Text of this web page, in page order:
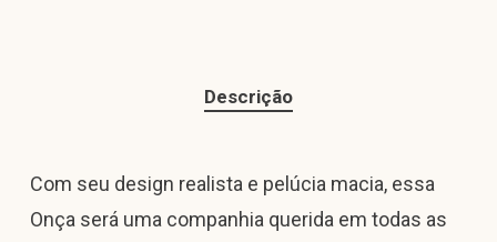
Descrição
Com seu design realista e pelúcia macia, essa
Onça será uma companhia querida em todas as